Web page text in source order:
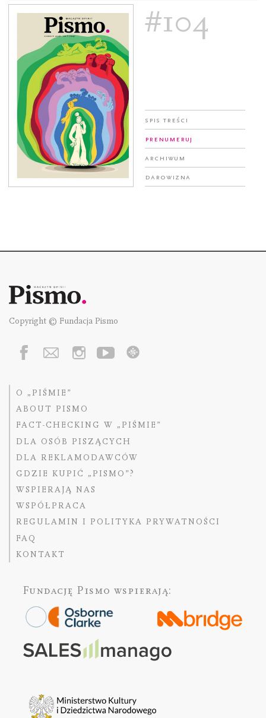
#104
Spis treści
Prenumeruj
Archiwum
Darowizna
Copyright © Fundacja Pismo
O „PIŚMIE”
ABOUT PISMO
FACT-CHECKING W „PIŚMIE”
DLA OSÓB PISZĄCYCH
DLA REKLAMODAWCÓW
GDZIE KUPIĆ „PISMO”?
WSPIERAJĄ NAS
WSPÓŁPRACA
REGULAMIN I POLITYKA PRYWATNOŚCI
FAQ
KONTAKT
Fundację Pismo wspierają: